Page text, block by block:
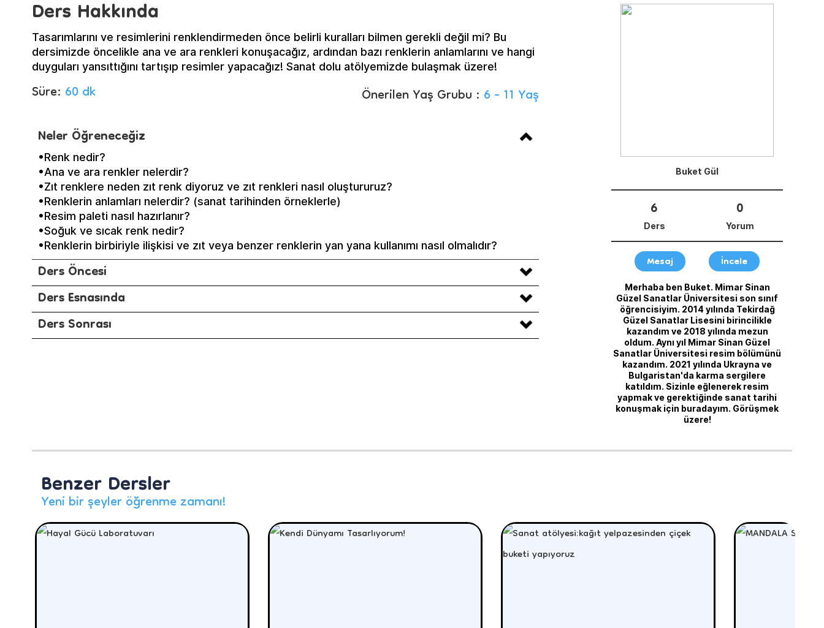
Ders Hakkında
Tasarımlarını ve resimlerini renklendirmeden önce belirli kuralları bilmen gerekli değil mi? Bu
dersimizde öncelikle ana ve ara renkleri konuşacağız, ardından bazı renklerin anlamlarını ve hangi
duyguları yansıttığını tartışıp resimler yapacağız! Sanat dolu atölyemizde bulaşmak üzere!
Süre:60 dk Önerilen Yaş Grubu :6 - 11 Yaş
Neler Öğreneceğiz
•Renk nedir?
•Ana ve ara renkler nelerdir?
•Zıt renklere neden zıt renk diyoruz ve zıt renkleri nasıl oluştururuz?
•Renklerin anlamları nelerdir? (sanat tarihinden örneklerle)
•Resim paleti nasıl hazırlanır?
•Soğuk ve sıcak renk nedir?
•Renklerin birbiriyle ilişkisi ve zıt veya benzer renklerin yan yana kullanımı nasıl olmalıdır?
Ders Öncesi
Ders Esnasında
Ders Sonrası
Buket Gül
6
Ders
0
Yorum
Mesaj İncele
Merhaba ben Buket. Mimar Sinan
Güzel Sanatlar Üniversitesi son sınıf
öğrencisiyim. 2014 yılında Tekirdağ
Güzel Sanatlar Lisesini birincilikle
kazandım ve 2018 yılında mezun
oldum. Aynı yıl Mimar Sinan Güzel
Sanatlar Üniversitesi resim bölümünü
kazandım. 2021 yılında Ukrayna ve
Bulgaristan'da karma sergilere
katıldım. Sizinle eğlenerek resim
yapmak ve gerektiğinde sanat tarihi
konuşmak için buradayım. Görüşmek
üzere!
Benzer Dersler
Yeni bir şeyler öğrenme zamanı!